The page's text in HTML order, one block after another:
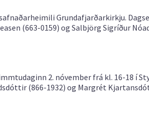
Grundafjarðarkirkju.
(663-0159) og Salbjörg Sigríður
2. nóvember frá kl. 16-18 í
(866-1932) og Margrét